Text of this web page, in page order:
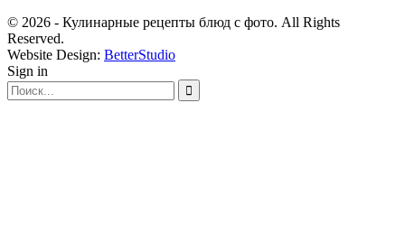
© 2026 - Кулинарные рецепты блюд с фото. All Rights
Reserved.
Website Design: BetterStudio
Sign in